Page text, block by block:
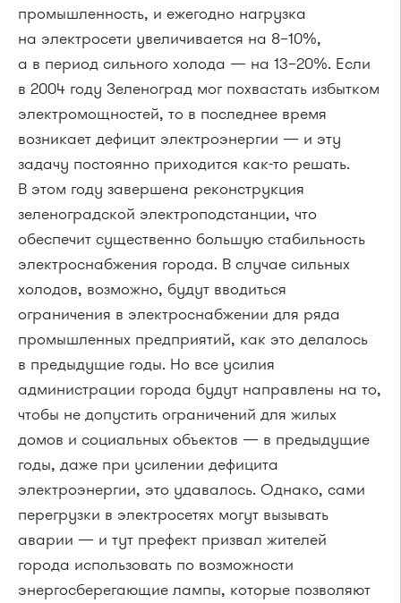
промышленность, и ежегодно нагрузка
на электросети увеличивается на 8–10%,
а в период сильного холода — на 13–20%. Если
в 2004 году Зеленоград мог похвастать избытком
электромощностей, то в последнее время
возникает дефицит электроэнергии — и эту
задачу постоянно приходится как-то решать.
В этом году завершена реконструкция
зеленоградской электроподстанции, что
обеспечит существенно большую стабильность
электроснабжения города. В случае сильных
холодов, возможно, будут вводиться
ограничения в электроснабжении для ряда
промышленных предприятий, как это делалось
в предыдущие годы. Но все усилия
администрации города будут направлены на то,
чтобы не допустить ограничений для жилых
домов и социальных объектов — в предыдущие
годы, даже при усилении дефицита
электроэнергии, это удавалось. Однако, сами
перегрузки в электросетях могут вызывать
аварии — и тут префект призвал жителей
города использовать по возможности
энергосберегающие лампы, которые позволяют